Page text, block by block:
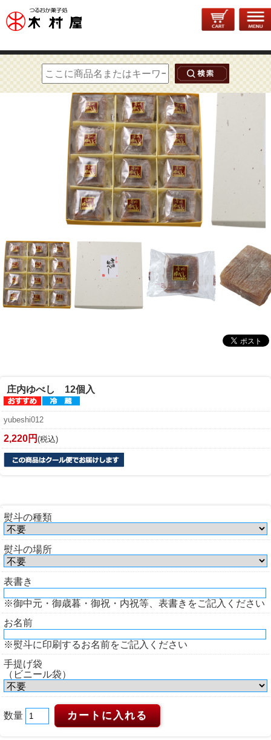
トップページ>通年菓子>庄内ゆべし> 庄内ゆべし 12個入
庄内ゆべし 12個入
yubeshi012
2,220円 (税込)
熨斗の種類
熨斗の場所
表書き
※御中元・御歳暮・御祝・内祝等、表書きをご記入ください
お名前
※熨斗に印刷するお名前をご記入ください
手提げ袋
（ビニール袋）
数量